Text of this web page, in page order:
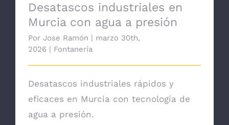
Desatascos industriales en
Murcia con agua a presión
Por Jose Ramón | marzo 30th,
2026 | Fontanería
Desatascos industriales rápidos y
eficaces en Murcia con tecnología de
agua a presión.